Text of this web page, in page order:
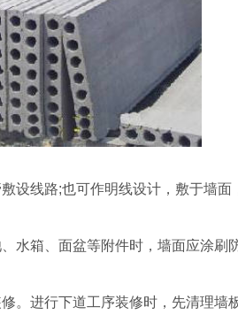
设线路;也可作明线设计，敷于墙面
水箱、面盆等附件时，墙面应涂刷
。进行下道工序装修时，先清理墙